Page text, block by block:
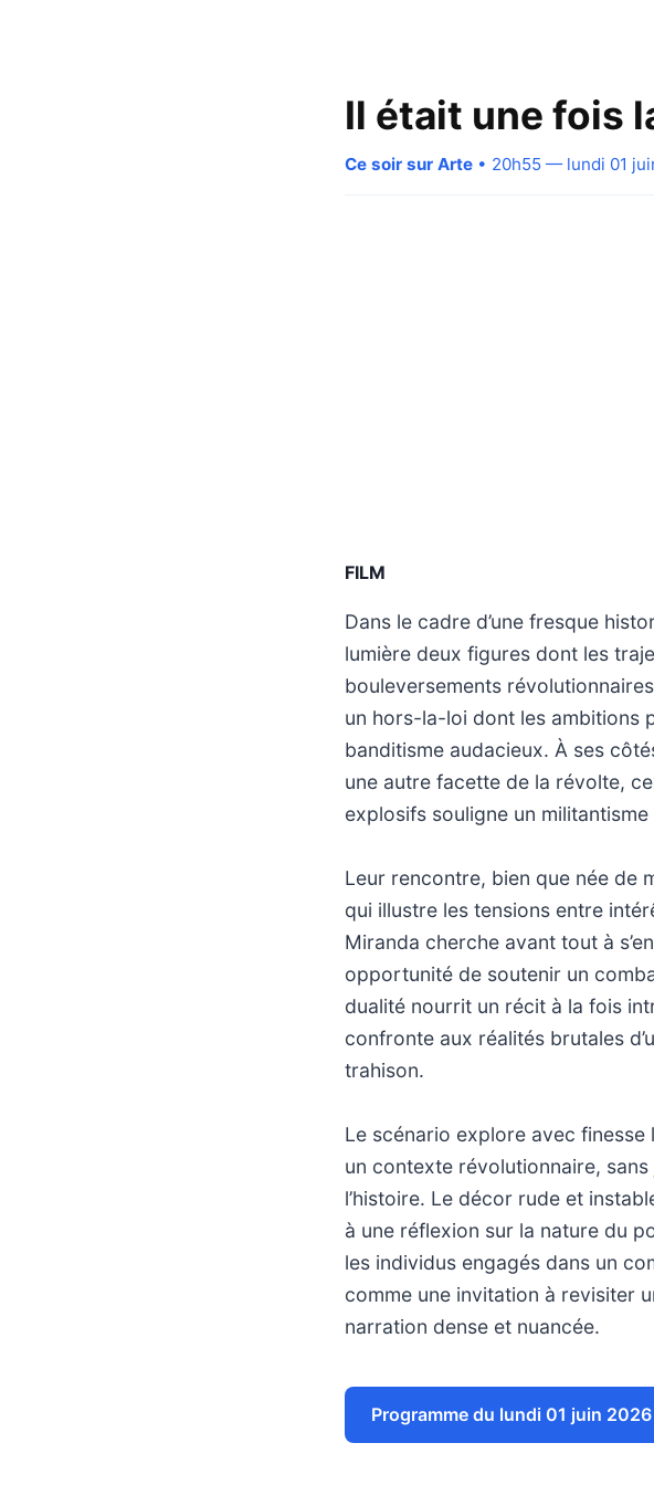
Il était une fois
Ce soir sur Arte • 20h55 — lundi 01
FILM
Dans le cadre d’une fresque
lumière deux figures dont les
bouleversements
un hors-la-loi dont les ambitions
banditisme audacieux. À ses
une autre facette de la révolte,
explosifs souligne un
Leur rencontre, bien que née de
qui illustre les tensions entre
Miranda cherche avant tout à
opportunité de soutenir un
dualité nourrit un récit à la fois
confronte aux réalités brutales
trahison.
Le scénario explore avec finesse
un contexte révolutionnaire,
l’histoire. Le décor rude et
à une réflexion sur la nature du
les individus engagés dans un
comme une invitation à revisiter
narration dense et nuancée.
Programme du lundi 01 juin 2026